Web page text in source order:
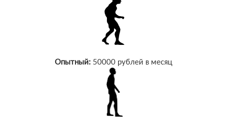
Опытный: 50000 рублей в месяц